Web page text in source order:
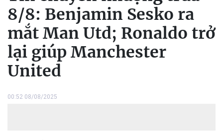
8/8: Benjamin Sesko ra
mắt Man Utd; Ronaldo trở
lại giúp Manchester
United
00:52 08/08/2025